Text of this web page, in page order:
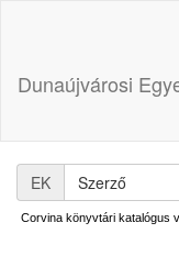
Dunaújvárosi
EK Szerző
Corvina könyvtári katalógus